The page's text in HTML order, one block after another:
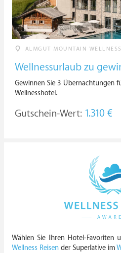
ALMGUT MOUNTAIN
Wellnessurlaub zu
Gewinnen Sie 3 Übernachtungen
Wellnesshotel.
Gutschein-Wert: 1.310 €
Wählen Sie Ihren Hotel-Favoriten
Wellness Reisen der Superlative im